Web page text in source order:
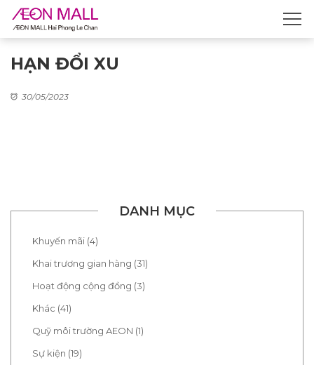
HẠN ĐỔI XU
30/05/2023
DANH MỤC
Khuyến mãi (4)
Khai trương gian hàng (31)
Hoạt động cộng đồng (3)
Khác (41)
Quỹ môi trường AEON (1)
Sự kiện (19)